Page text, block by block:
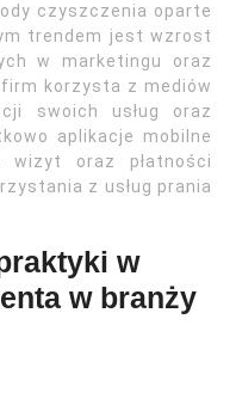
czyszczenia oparte
trendem jest wzrost
w marketingu oraz
korzysta z mediów
swoich usług oraz
aplikacje mobilne
wizyt oraz płatności
z usług prania
w
w branży